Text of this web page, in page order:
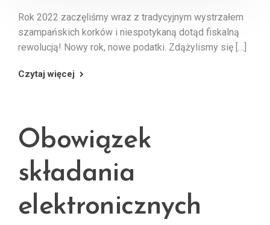
Rok 2022 zaczęliśmy wraz z tradycyjnym wystrzałem
szampańskich korków i niespotykaną dotąd fiskalną
rewolucją! Nowy rok, nowe podatki. Zdążylismy się […]
Czytaj więcej
Obowiązek
składania
elektronicznych